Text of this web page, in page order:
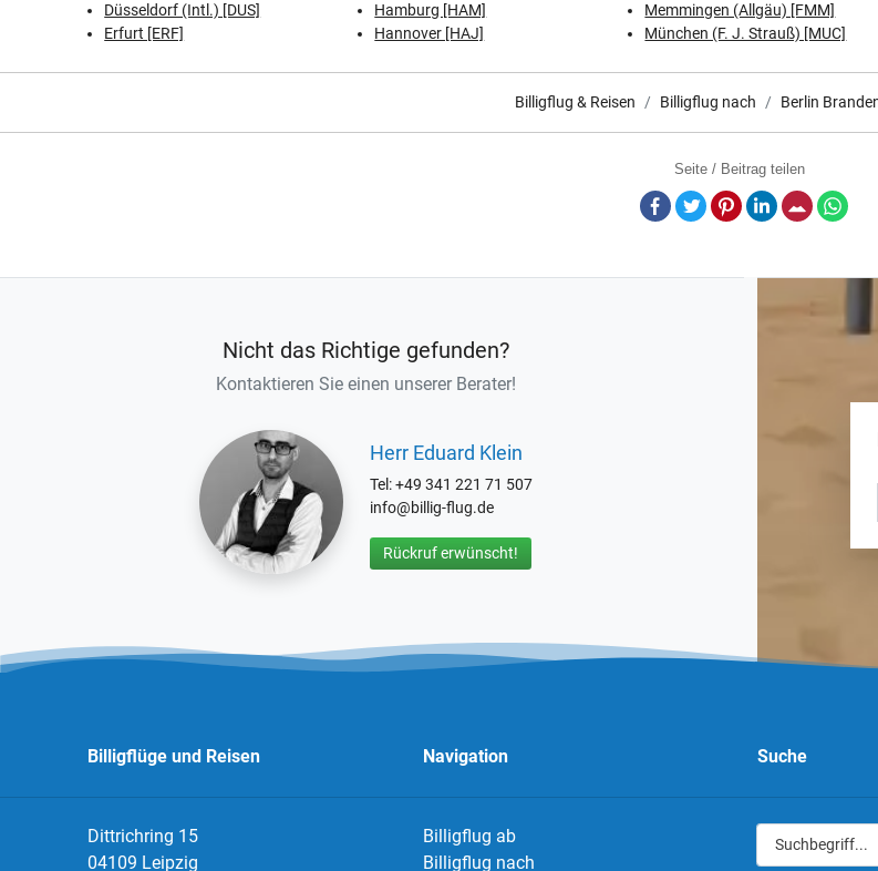
Düsseldorf (Intl.) [DUS]
Erfurt [ERF]
Hamburg [HAM]
Hannover [HAJ]
Memmingen (Allgäu) [FMM]
München (F. J. Strauß) [MUC]
Billigflug & Reisen Billigflug nach Berlin
Seite / Beitrag teilen
Facebook
TwitterPinterestLinkedInE-Mail
Nicht das Richtige gefunden?
Kontaktieren Sie einen unserer Berater!
Herr Eduard Klein
Tel: +49 341 221 71 507
info@billig-flug.de
Rückruf erwünscht!
Billigflüge und Reisen
Dittrichring 15
04109 Leipzig
Navigation
Billigflug ab
Billigflug nach
Suche